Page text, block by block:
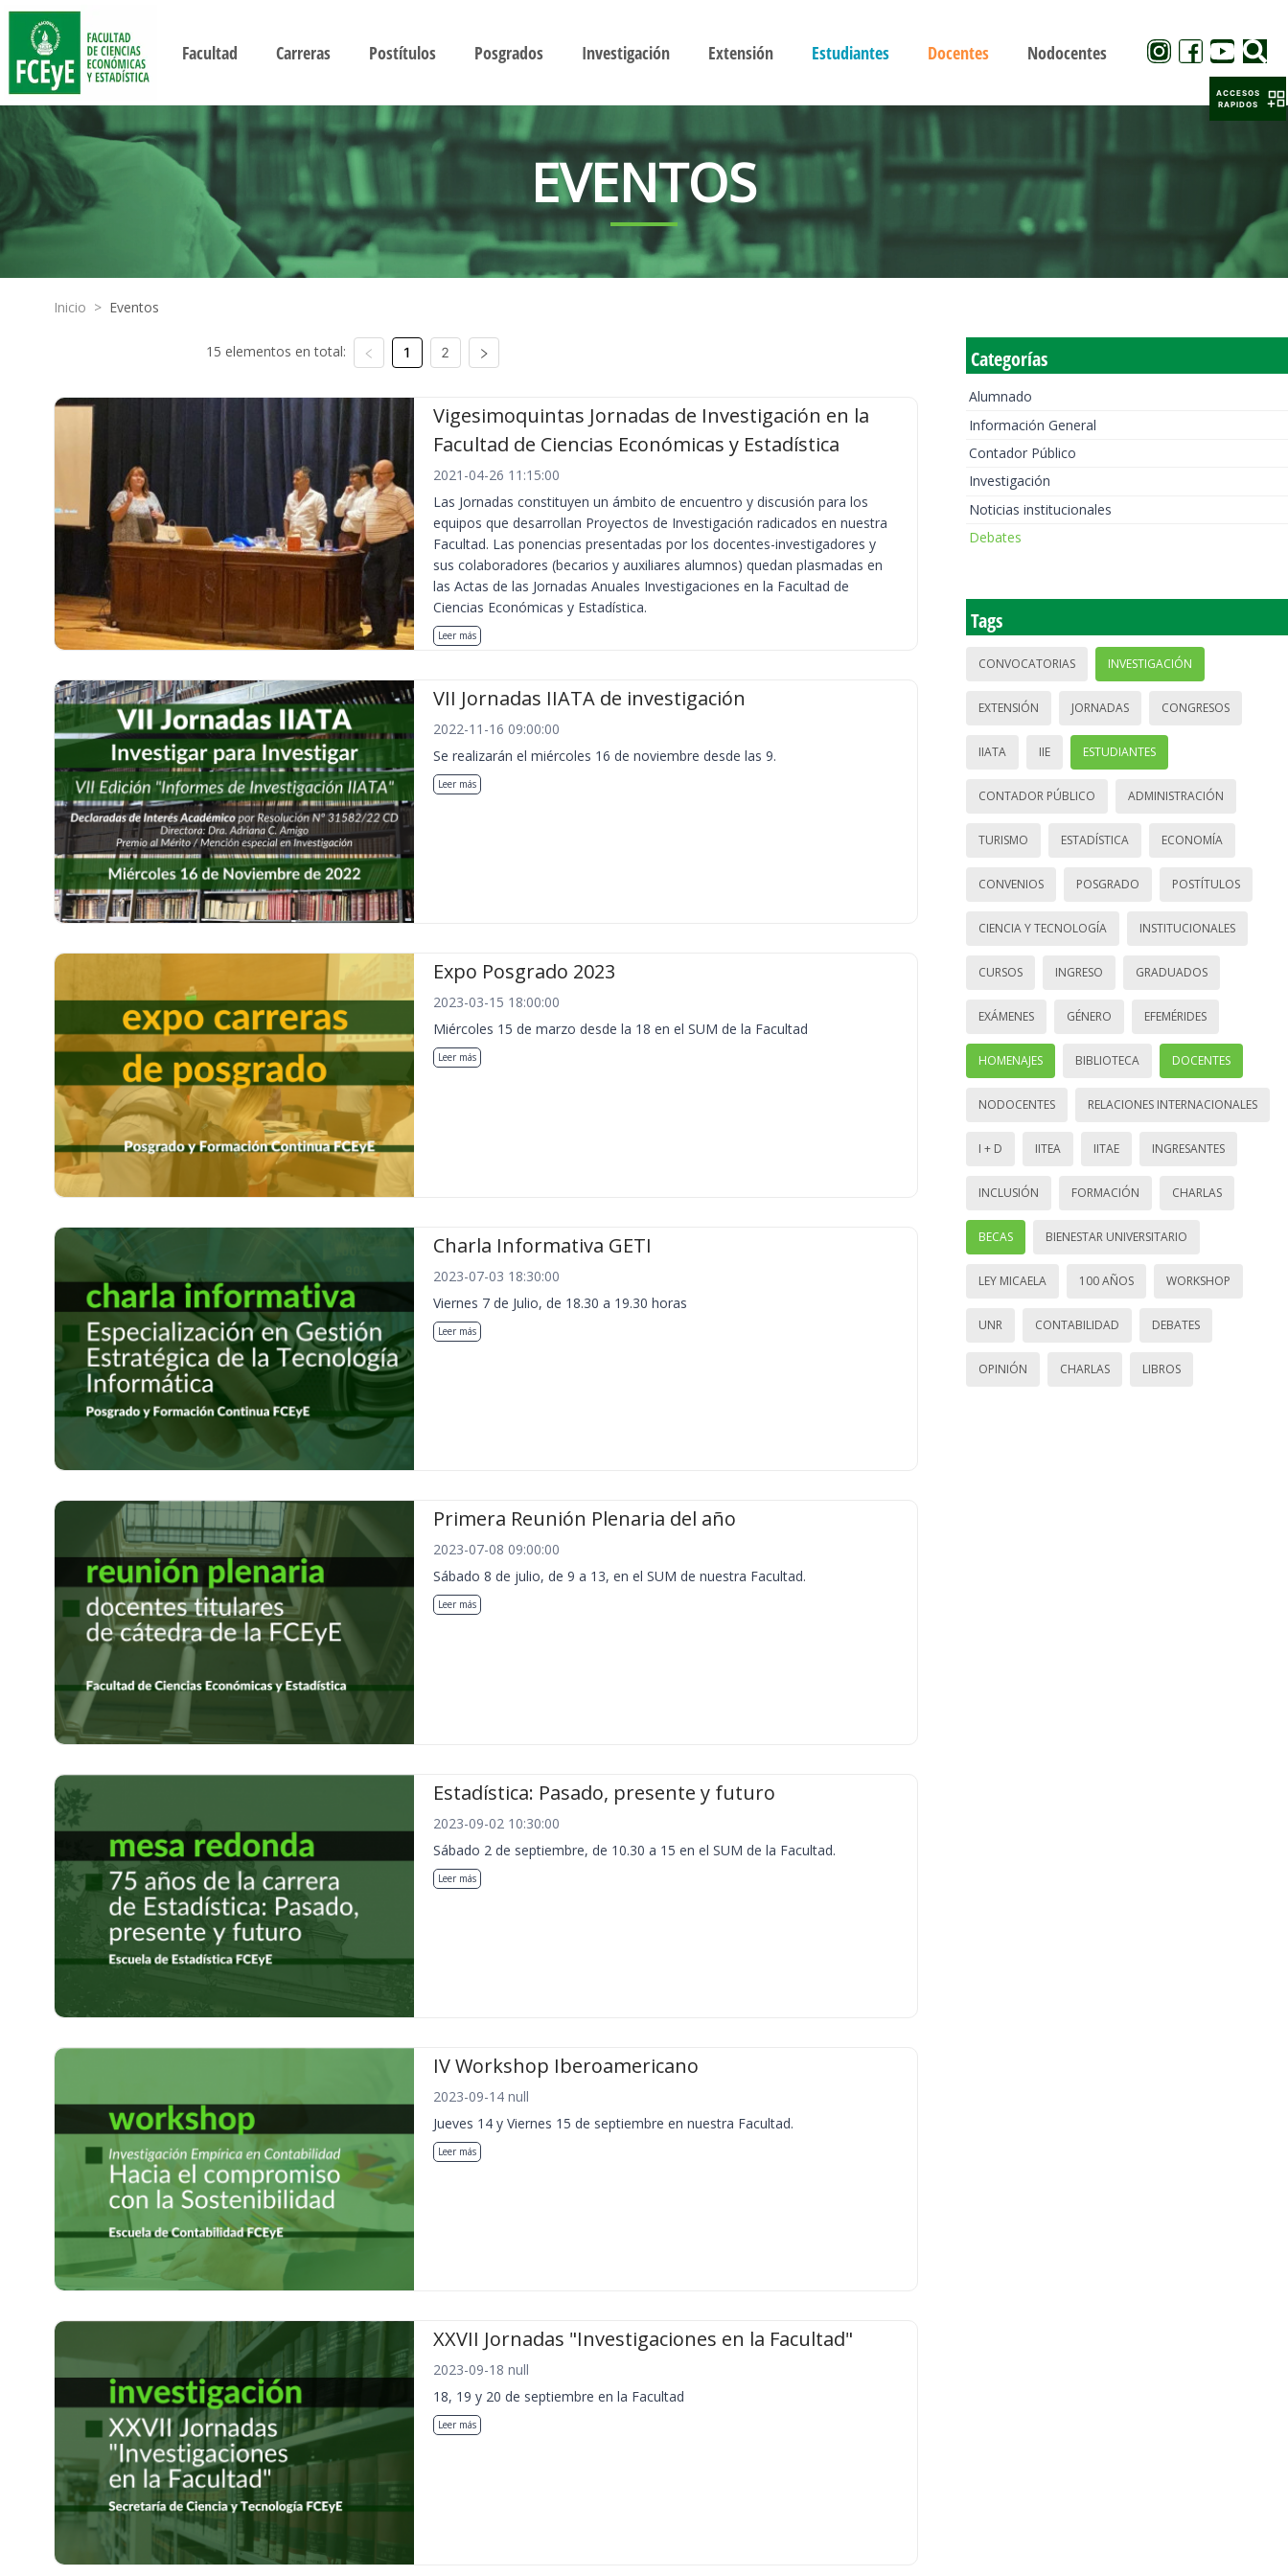
Facultad Carreras Postítulos Posgrados Investigación Extensión Estudiantes Docentes Nodocentes
EVENTOS
Inicio > Eventos
15 elementos en total: 1 2
Vigesimoquintas Jornadas de Investigación en la
Facultad de Ciencias Económicas y Estadística
2021-04-26 11:15:00
Las Jornadas constituyen un ámbito de encuentro y discusión para los
equipos que desarrollan Proyectos de Investigación radicados en nuestra
Facultad. Las ponencias presentadas por los docentes-investigadores y
sus colaboradores (becarios y auxiliares alumnos) quedan plasmadas en
las Actas de las Jornadas Anuales Investigaciones en la Facultad de
Ciencias Económicas y Estadística.
Leer más
VII Jornadas IIATA de investigación
2022-11-16 09:00:00
Se realizarán el miércoles 16 de noviembre desde las 9.
Leer más
Expo Posgrado 2023
2023-03-15 18:00:00
Miércoles 15 de marzo desde la 18 en el SUM de la Facultad
Leer más
Charla Informativa GETI
2023-07-03 18:30:00
Viernes 7 de Julio, de 18.30 a 19.30 horas
Leer más
Primera Reunión Plenaria del año
2023-07-08 09:00:00
Sábado 8 de julio, de 9 a 13, en el SUM de nuestra Facultad.
Leer más
Estadística: Pasado, presente y futuro
2023-09-02 10:30:00
Sábado 2 de septiembre, de 10.30 a 15 en el SUM de la Facultad.
Leer más
IV Workshop Iberoamericano
2023-09-14 null
Jueves 14 y Viernes 15 de septiembre en nuestra Facultad.
Leer más
XXVII Jornadas "Investigaciones en la Facultad"
2023-09-18 null
18, 19 y 20 de septiembre en la Facultad
Leer más
Categorías
Alumnado
Información General
Contador Público
Investigación
Noticias institucionales
Debates
Tags
CONVOCATORIAS INVESTIGACIÓN
EXTENSIÓN JORNADAS CONGRESOS
IIATA IIE ESTUDIANTES
CONTADOR PÚBLICO ADMINISTRACIÓN
TURISMO ESTADÍSTICA ECONOMÍA
CONVENIOS POSGRADO POSTÍTULOS
CIENCIA Y TECNOLOGÍA INSTITUCIONALES
CURSOS INGRESO GRADUADOS
EXÁMENES GÉNERO EFEMÉRIDES
HOMENAJES BIBLIOTECA DOCENTES
NODOCENTES RELACIONES INTERNACIONALES
I + D IITEA IITAE INGRESANTES
INCLUSIÓN FORMACIÓN CHARLAS
BECAS BIENESTAR UNIVERSITARIO
LEY MICAELA 100 AÑOS WORKSHOP
UNR CONTABILIDAD DEBATES
OPINIÓN CHARLAS LIBROS
ACCESOS
RAPIDOS